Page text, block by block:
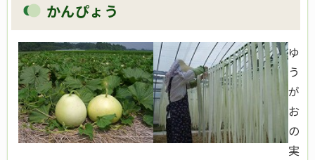
かんぴょう
ゆ
う
が
お
の
実